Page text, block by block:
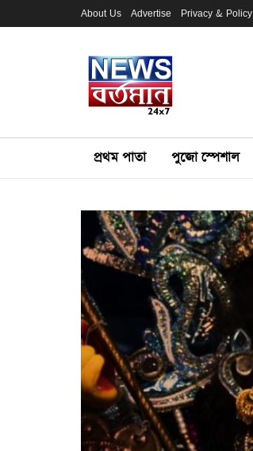
About Us Advertise Privacy & Policy
প্রথম পাতা পুজো স্পেশাল